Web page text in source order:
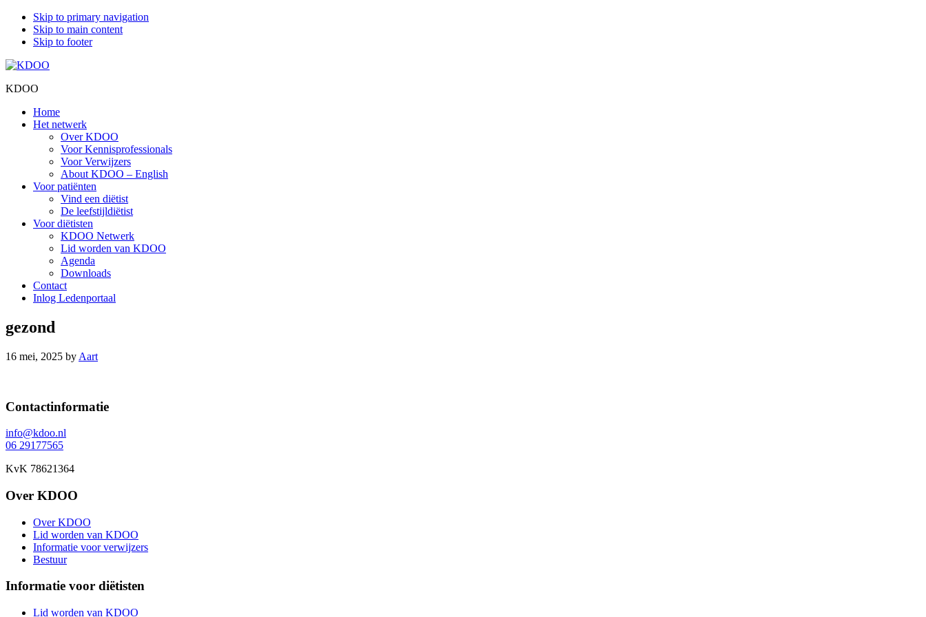
Skip to primary navigation
Skip to main content
Skip to footer
KDOO
Home
Het netwerk
Over KDOO
Voor Kennisprofessionals
Voor Verwijzers
About KDOO – English
Voor patiënten
Vind een diëtist
De leefstijldiëtist
Voor diëtisten
KDOO Netwerk
Lid worden van KDOO
Agenda
Downloads
Contact
Inlog Ledenportaal
gezond
16 mei, 2025 by Aart
Footer
Contactinformatie
info@kdoo.nl
06 29177565
KvK 78621364
Over KDOO
Over KDOO
Lid worden van KDOO
Informatie voor verwijzers
Bestuur
Informatie voor diëtisten
Lid worden van KDOO